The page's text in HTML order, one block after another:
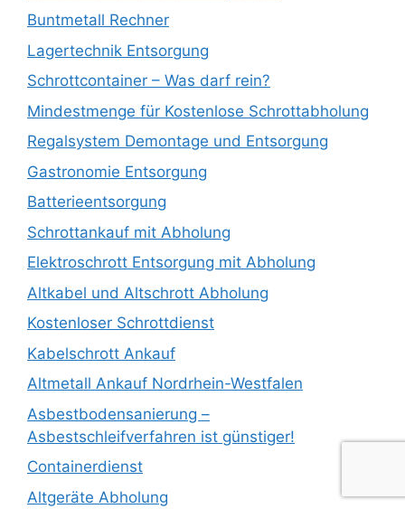
Buntmetall Rechner
Lagertechnik Entsorgung
Schrottcontainer – Was darf rein?
Mindestmenge für Kostenlose Schrottabholung
Regalsystem Demontage und Entsorgung
Gastronomie Entsorgung
Batterieentsorgung
Schrottankauf mit Abholung
Elektroschrott Entsorgung mit Abholung
Altkabel und Altschrott Abholung
Kostenloser Schrottdienst
Kabelschrott Ankauf
Altmetall Ankauf Nordrhein-Westfalen
Asbestbodensanierung –
Asbestschleifverfahren ist günstiger!
Containerdienst
Altgeräte Abholung